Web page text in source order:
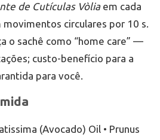
de Cutículas Vòliaem cada
movimentos circulares por 10 s.
o sachê como “home care” —
custo-benefício para a
para você.
(Avocado) Oil • Prunus